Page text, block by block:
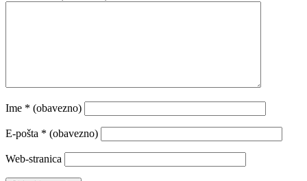
Ime * (obavezno)
E-pošta * (obavezno)
Web-stranica